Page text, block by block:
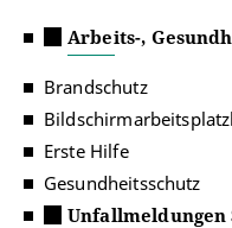
Arbeits-,
Brandschutz
Erste Hilfe
Gesundheitsschutz
Unfallmeldungen